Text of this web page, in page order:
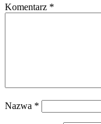
Komentarz *
Nazwa *